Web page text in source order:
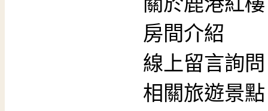
房間介紹
線上留言詢問
相關旅遊景點